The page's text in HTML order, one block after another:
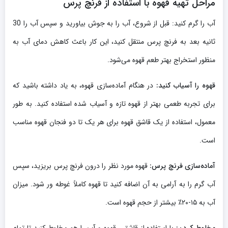
مراحل تهیه قهوه با استفاده از فرنچ پرس
آب را گرم کنید: قبل از شروع، آب را به جوش بیاورید و سپس آب را 30
ثانیه بعد به فرنچ پرس منتقل کنید، این کار باعث کاهش دمای آب به
منظور استخراج بهتر طعم قهوه می‌شود.
قهوه را آسیاب کنید: در هنگام آماده‌سازی قهوه، به یاد داشته باشید که
برای تجربه طعمی بهتر از قهوه تازه و آسیاب شده استفاده کنید. به طور
معمول، استفاده از یک قاشق قهوه برای هر یک تا دو فنجان قهوه مناسب
است.
آماده‌سازی فرنچ پرس: قهوه مورد نظر را درون فرنچ پرس بریزید، سپس
آب گرم را به آرامی به آن اضافه کنید تا قهوه کاملاً غوطه ور شود. میزان
آب به ۱۵-۲۰٪ بیشتر از حجم قهوه است.